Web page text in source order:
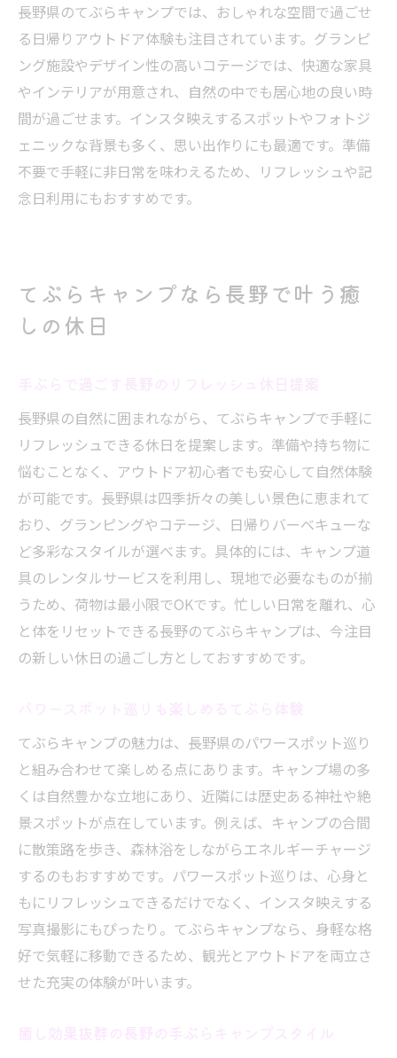
長野県のてぶらキャンプでは、おしゃれな空間で過ごせ
る日帰りアウトドア体験も注目されています。グランピ
ング施設やデザイン性の高いコテージでは、快適な家具
やインテリアが用意され、自然の中でも居心地の良い時
間が過ごせます。インスタ映えするスポットやフォトジ
ェニックな背景も多く、思い出作りにも最適です。準備
不要で手軽に非日常を味わえるため、リフレッシュや記
念日利用にもおすすめです。
てぶらキャンプなら長野で叶う癒
しの休日
長野県の自然に囲まれながら、てぶらキャンプで手軽に
リフレッシュできる休日を提案します。準備や持ち物に
悩むことなく、アウトドア初心者でも安心して自然体験
が可能です。長野県は四季折々の美しい景色に恵まれて
おり、グランピングやコテージ、日帰りバーベキューな
ど多彩なスタイルが選べます。具体的には、キャンプ道
具のレンタルサービスを利用し、現地で必要なものが揃
うため、荷物は最小限でOKです。忙しい日常を離れ、心
と体をリセットできる長野のてぶらキャンプは、今注目
の新しい休日の過ごし方としておすすめです。
てぶらキャンプの魅力は、長野県のパワースポット巡り
と組み合わせて楽しめる点にあります。キャンプ場の多
くは自然豊かな立地にあり、近隣には歴史ある神社や絶
景スポットが点在しています。例えば、キャンプの合間
に散策路を歩き、森林浴をしながらエネルギーチャージ
するのもおすすめです。パワースポット巡りは、心身と
もにリフレッシュできるだけでなく、インスタ映えする
写真撮影にもぴったり。てぶらキャンプなら、身軽な格
好で気軽に移動できるため、観光とアウトドアを両立さ
せた充実の体験が叶います。